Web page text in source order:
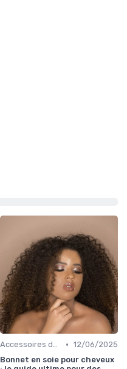
Accessoires de Protection • 12/06/2025
Bonnet en soie pour cheveux